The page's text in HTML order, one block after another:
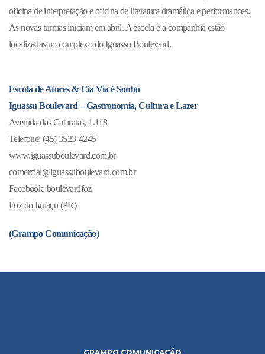
oficina de interpretação e oficina de literatura dramática e performances.
As novas turmas iniciam em abril. A escola e a companhia estão
localizadas no complexo do Iguassu Boulevard.
Escola de Atores & Cia Via é Sonho
Iguassu Boulevard – Gastronomia, Cultura e Lazer
Avenida das Cataratas, 1.118
Telefone: (45) 3523-4245
www.iguassuboulevard.com.br
comercial@iguassuboulevard.com.br
Facebook: boulevardfoz
Foz do Iguaçu (PR)
(Grampo Comunicação)